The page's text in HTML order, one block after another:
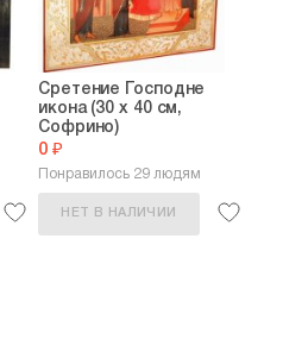
Сретение Господне
икона (30 х 40 см,
Софрино)
0 ₽
Понравилось 29 людям
НЕТ В НАЛИЧИИ